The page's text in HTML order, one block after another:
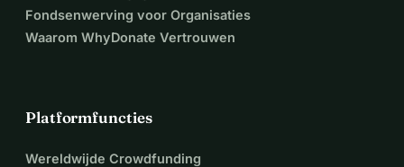
Fondsenwerving voor Organisaties
Waarom WhyDonate Vertrouwen
Platformfuncties
Wereldwijde Crowdfunding